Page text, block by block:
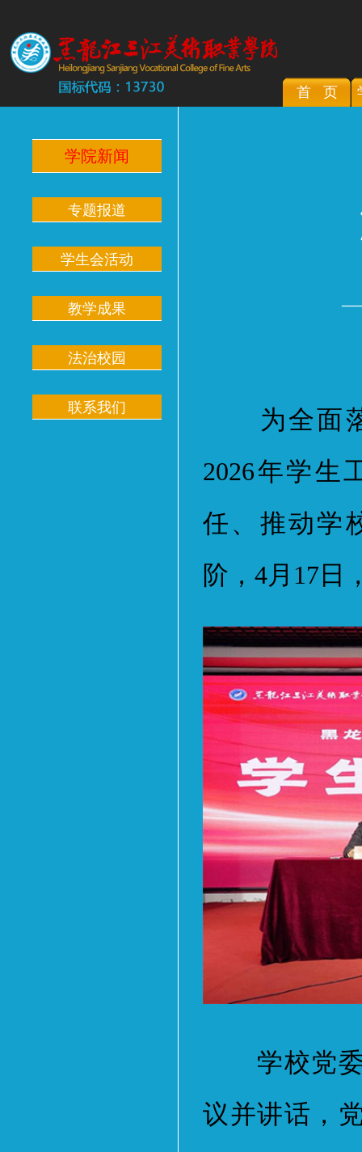
首 页
学院新闻
专题报道
学生会活动
教学成果
法治校园
联系我们
为全面落
2026年学生
任、推动学
阶，4月17日
学校党委
议并讲话，